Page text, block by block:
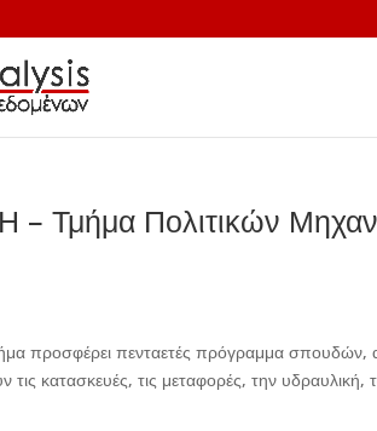
Τμήμα Πολιτικών
προσφέρει πενταετές πρόγραμμα σπουδών,
τις κατασκευές, τις μεταφορές, την υδραυλική,